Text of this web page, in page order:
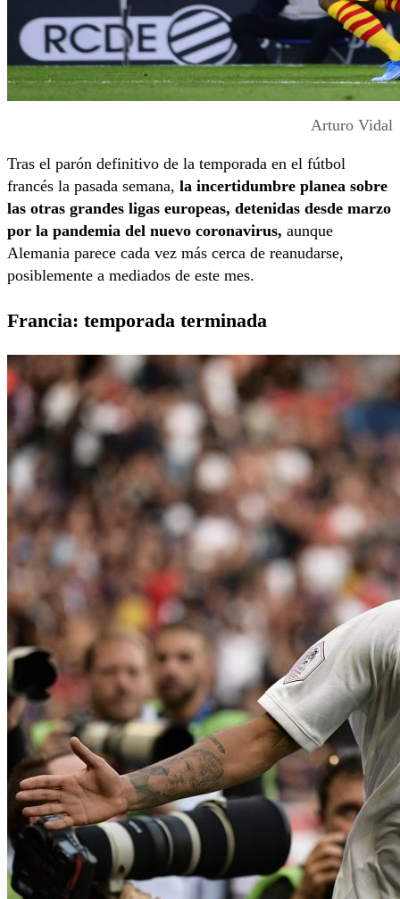
Arturo Vidal
Tras el parón definitivo de la temporada en el fútbol
francés la pasada semana, la incertidumbre planea sobre
las otras grandes ligas europeas, detenidas desde marzo
por la pandemia del nuevo coronavirus, aunque
Alemania parece cada vez más cerca de reanudarse,
posiblemente a mediados de este mes.
Francia: temporada terminada